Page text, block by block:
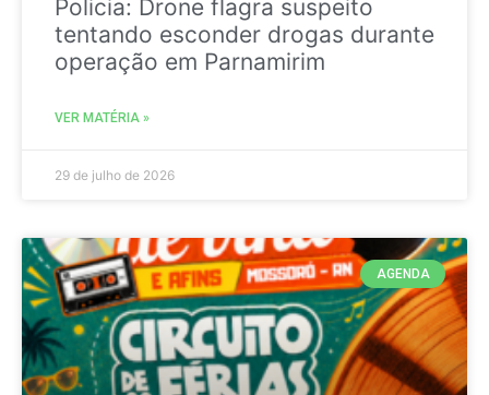
Policia: Drone flagra suspeito
tentando esconder drogas durante
operação em Parnamirim
VER MATÉRIA »
29 de julho de 2026
AGENDA